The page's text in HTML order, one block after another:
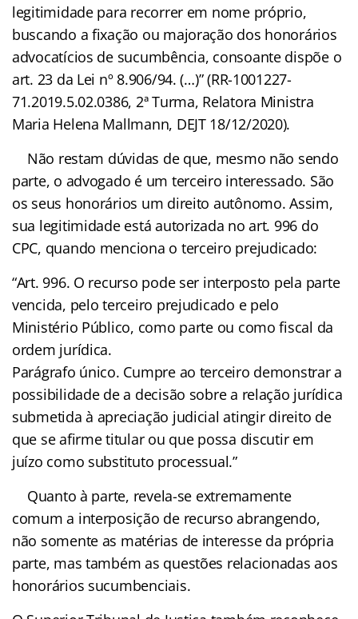
legitimidade para recorrer em nome próprio,
buscando a fixação ou majoração dos honorários
advocatícios de sucumbência, consoante dispõe o
art. 23 da Lei nº 8.906/94. (…)” (RR-1001227-
71.2019.5.02.0386, 2ª Turma, Relatora Ministra
Maria Helena Mallmann, DEJT 18/12/2020).
Não restam dúvidas de que, mesmo não sendo
parte, o advogado é um terceiro interessado. São
os seus honorários um direito autônomo. Assim,
sua legitimidade está autorizada no art. 996 do
CPC, quando menciona o terceiro prejudicado:
“Art. 996. O recurso pode ser interposto pela parte
vencida, pelo terceiro prejudicado e pelo
Ministério Público, como parte ou como fiscal da
ordem jurídica.
Parágrafo único. Cumpre ao terceiro demonstrar a
possibilidade de a decisão sobre a relação jurídica
submetida à apreciação judicial atingir direito de
que se afirme titular ou que possa discutir em
juízo como substituto processual.”
Quanto à parte, revela-se extremamente
comum a interposição de recurso abrangendo,
não somente as matérias de interesse da própria
parte, mas também as questões relacionadas aos
honorários sucumbenciais.